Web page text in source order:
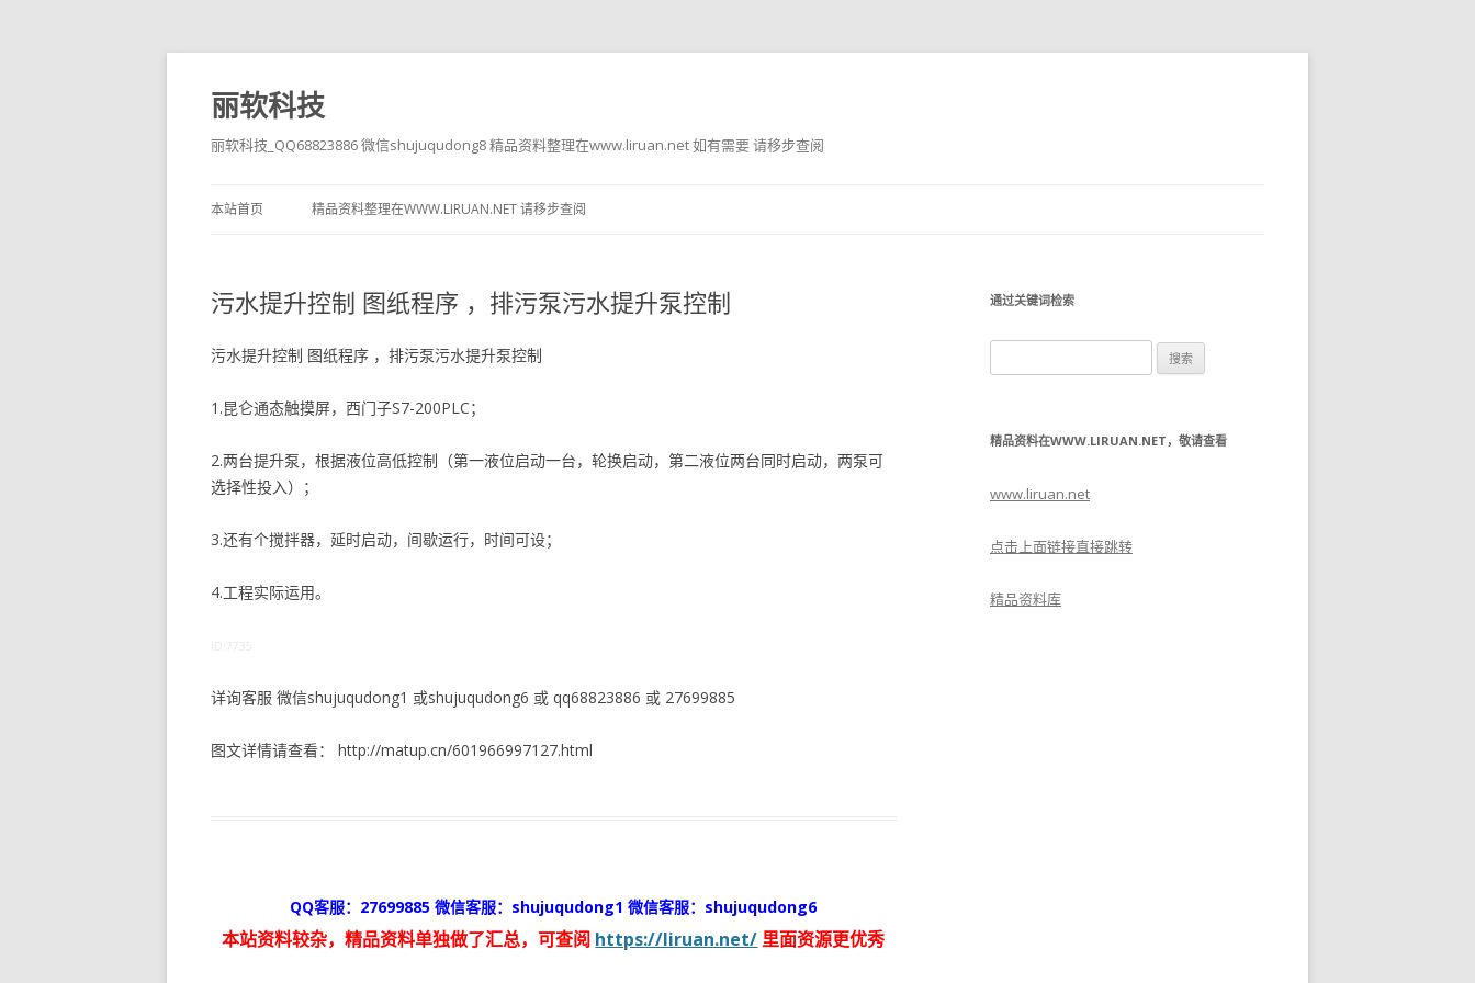
丽软科技
丽软科技_QQ68823886 微信shujuqudong8 精品资料整理在www.liruan.net 如有需要 请移步查阅
本站首页 精品资料整理在WWW.LIRUAN.NET 请移步查阅
污水提升控制 图纸程序 ，排污泵污水提升泵控制
污水提升控制 图纸程序 ，排污泵污水提升泵控制
1.昆仑通态触摸屏，西门子S7-200PLC；
2.两台提升泵，根据液位高低控制（第一液位启动一台，轮换启动，第二液位两台同时启动，两泵可
选择性投入）；
3.还有个搅拌器，延时启动，间歇运行，时间可设；
4.工程实际运用。
ID:7735
详询客服 微信shujuqudong1 或shujuqudong6 或 qq68823886 或 27699885
图文详情请查看： http://matup.cn/601966997127.html
QQ客服：27699885 微信客服：shujuqudong1 微信客服：shujuqudong6
本站资料较杂，精品资料单独做了汇总，可查阅 https://liruan.net/ 里面资源更优秀
通过关键词检索
索：
精品资料在WWW.LIRUAN.NET，敬请查看
www.liruan.net
点击上面链接直接跳转
精品资料库